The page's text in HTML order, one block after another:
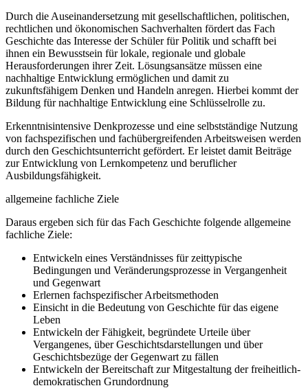
Durch die Auseinandersetzung mit gesellschaftlichen, politischen,
rechtlichen und ökonomischen Sachverhalten fördert das Fach
Geschichte das Interesse der Schüler für Politik und schafft bei
ihnen ein Bewusstsein für lokale, regionale und globale
Herausforderungen ihrer Zeit. Lösungsansätze müssen eine
nachhaltige Entwicklung ermöglichen und damit zu
zukunftsfähigem Denken und Handeln anregen. Hierbei kommt der
Bildung für nachhaltige Entwicklung eine Schlüsselrolle zu.
Erkenntnisintensive Denkprozesse und eine selbstständige Nutzung
von fachspezifischen und fachübergreifenden Arbeitsweisen werden
durch den Geschichtsunterricht gefördert. Er leistet damit Beiträge
zur Entwicklung von Lernkompetenz und beruflicher
Ausbildungsfähigkeit.
allgemeine fachliche Ziele
Daraus ergeben sich für das Fach Geschichte folgende allgemeine
fachliche Ziele:
Entwickeln eines Verständnisses für zeittypische
Bedingungen und Veränderungsprozesse in Vergangenheit
und Gegenwart
Erlernen fachspezifischer Arbeitsmethoden
Einsicht in die Bedeutung von Geschichte für das eigene
Leben
Entwickeln der Fähigkeit, begründete Urteile über
Vergangenes, über Geschichtsdarstellungen und über
Geschichtsbezüge der Gegenwart zu fällen
Entwickeln der Bereitschaft zur Mitgestaltung der freiheitlich-
demokratischen Grundordnung